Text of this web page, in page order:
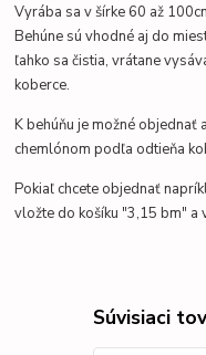
Vyrába sa v šírke 60 až
Behúne sú vhodné aj do
ľahko sa čistia, vrátane
koberce.
K behúňu je možné objednať
chemlónom podľa odtieňa
Pokiaľ chcete objednať
vložte do košíku "3,15 bm" a
Súvisiaci